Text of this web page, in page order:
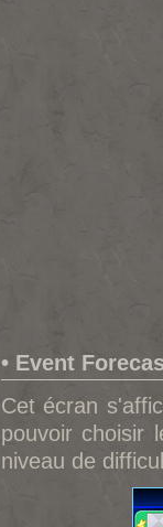
• Event
Cet écran
pouvoir choisir
niveau de